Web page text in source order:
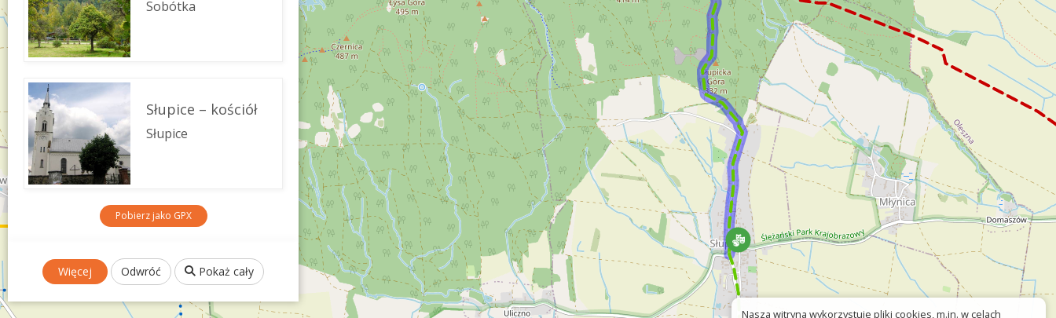
Sobótka
Słupice – kościół
Słupice
Pobierz jako GPX
Więcej Odwróć Pokaż cały
Nasza witryna wykorzystuje pliki cookies, m.in. w celach